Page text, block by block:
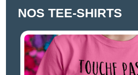
NOS TEE-SHIRTS